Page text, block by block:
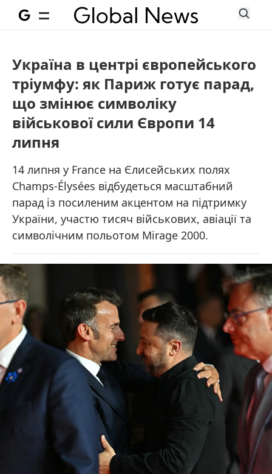
Україна в центрі європейського
тріумфу: як Париж готує парад,
що змінює символіку
військової сили Європи 14
липня
14 липня у France на Єлисейських полях
Champs-Élysées відбудеться масштабний
парад із посиленим акцентом на підтримку
України, участю тисяч військових, авіації та
символічним польотом Mirage 2000.